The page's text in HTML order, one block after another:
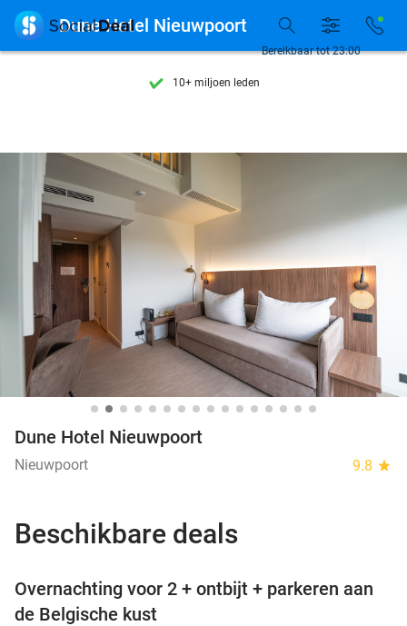
7 dagen per week beschikbaar
10+ miljoen leden
7 dagen per week beschikbaar
10+ miljoen leden
Bereikbaar tot 23:00
 Dune Hotel Nieuwpoort
Dune Hotel Nieuwpoort
Nieuwpoort 9.8 star
Beschikbare deals
Overnachting voor 2 + ontbijt + parkeren aan
de Belgische kust